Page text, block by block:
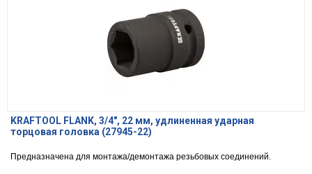
KRAFTOOL FLANK, 3/4″, 22 мм, удлиненная ударная
торцовая головка (27945-22)
Предназначена для монтажа/демонтажа резьбовых соединений.